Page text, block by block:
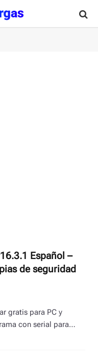
Español –
de seguridad
gratis para PC y
con serial para…